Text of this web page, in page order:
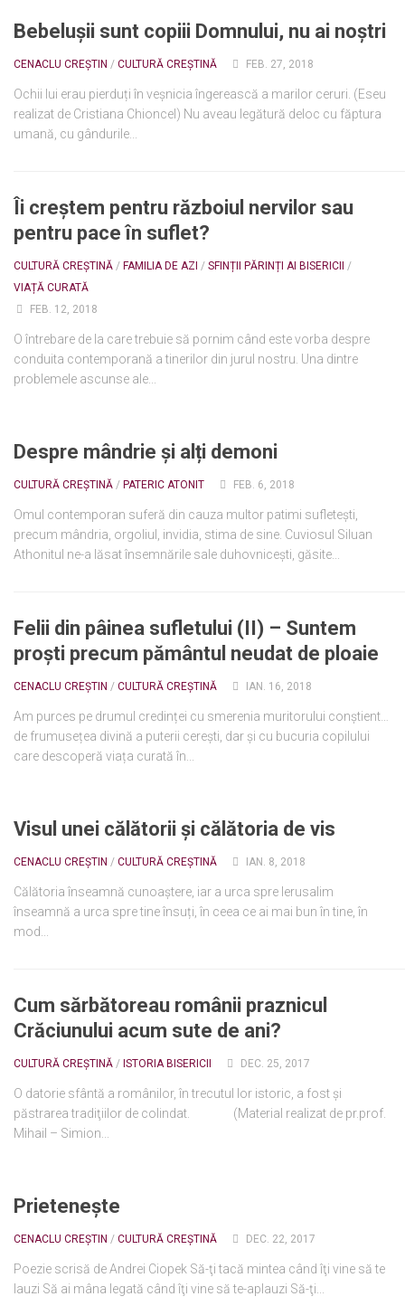
Ortodox în diaspora
Evenimente
Biserici și mănăstiri
Viață curată
Casa curată
Adicții și vindecări
Gadgeturi cu două tăișuri
Bucătărie biblică
Interviuri
Puncte de Vedere
Bebelușii sunt copiii Domnului, nu ai noștri
CENACLU CREȘTIN / CULTURĂ CREȘTINĂ FEB. 27, 2018
Ochii lui erau pierduți în veșnicia îngerească a marilor ceruri. (Eseu
realizat de Cristiana Chioncel) Nu aveau legătură deloc cu făptura
umană, cu gândurile...
Îi creștem pentru războiul nervilor sau
pentru pace în suflet?
CULTURĂ CREȘTINĂ / FAMILIA DE AZI / SFINȚII PĂRINȚI AI BISERICII
/
VIAȚĂ CURATĂ
FEB. 12, 2018
O întrebare de la care trebuie să pornim când este vorba despre
conduita contemporană a tinerilor din jurul nostru. Una dintre
problemele ascunse ale...
Despre mândrie și alți demoni
CULTURĂ CREȘTINĂ / PATERIC ATONIT FEB. 6, 2018
Omul contemporan suferă din cauza multor patimi sufletești,
precum mândria, orgoliul, invidia, stima de sine. Cuviosul Siluan
Athonitul ne-a lăsat însemnările sale duhovnicești, găsite...
Felii din pâinea sufletului (II) – Suntem
proști precum pământul neudat de ploaie
CENACLU CREȘTIN / CULTURĂ CREȘTINĂ IAN. 16, 2018
Am purces pe drumul credinței cu smerenia muritorului conștient…
de frumusețea divină a puterii cerești, dar și cu bucuria copilului
care descoperă viața curată în...
Visul unei călătorii și călătoria de vis
CENACLU CREȘTIN / CULTURĂ CREȘTINĂ IAN. 8, 2018
Călătoria înseamnă cunoaștere, iar a urca spre Ierusalim
înseamnă a urca spre tine însuți, în ceea ce ai mai bun în tine, în
mod...
Cum sărbătoreau românii praznicul
Crăciunului acum sute de ani?
CULTURĂ CREȘTINĂ / ISTORIA BISERICII DEC. 25, 2017
O datorie sfântă a românilor, în trecutul lor istoric, a fost şi
păstrarea tradiţiilor de colindat. (Material realizat de pr.prof.
Mihail – Simion...
Prieteneşte
CENACLU CREȘTIN / CULTURĂ CREȘTINĂ DEC. 22, 2017
Poezie scrisă de Andrei Ciopek Să-ţi tacă mintea când îţi vine să te
lauzi Să ai mâna legată când îţi vine să te-aplauzi Să-ţi...